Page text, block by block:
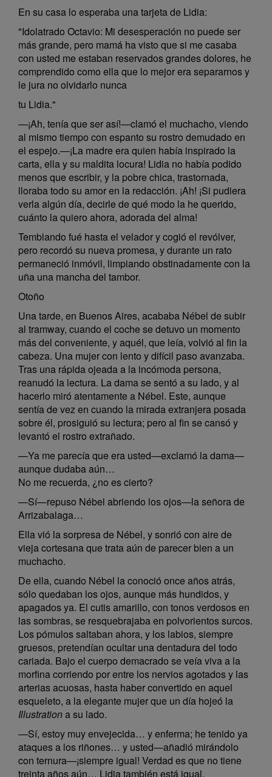
En su casa lo esperaba una tarjeta de Lidia:
"Idolatrado Octavio: Mi desesperación no puede ser
más grande, pero mamá ha visto que si me casaba
con usted me estaban reservados grandes dolores, he
comprendido como ella que lo mejor era separarnos y
le jura no olvidarlo nunca
tu Lidia."
—¡Ah, tenía que ser así!—clamó el muchacho, viendo
al mismo tiempo con espanto su rostro demudado en
el espejo.—¡La madre era quien había inspirado la
carta, ella y su maldita locura! Lidia no había podido
menos que escribir, y la pobre chica, trastornada,
lloraba todo su amor en la redacción. ¡Ah! ¡Si pudiera
verla algún día, decirle de qué modo la he querido,
cuánto la quiero ahora, adorada del alma!
Temblando fué hasta el velador y cogió el revólver,
pero recordó su nueva promesa, y durante un rato
permaneció inmóvil, limpiando obstinadamente con la
uña una mancha del tambor.
Otoño
Una tarde, en Buenos Aires, acababa Nébel de subir
al tramway, cuando el coche se detuvo un momento
más del conveniente, y aquél, que leía, volvió al fin la
cabeza. Una mujer con lento y difícil paso avanzaba.
Tras una rápida ojeada a la incómoda persona,
reanudó la lectura. La dama se sentó a su lado, y al
hacerlo miró atentamente a Nébel. Este, aunque
sentía de vez en cuando la mirada extranjera posada
sobre él, prosiguió su lectura; pero al fin se cansó y
levantó el rostro extrañado.
—Ya me parecía que era usted—exclamó la dama—
aunque dudaba aún…
No me recuerda, ¿no es cierto?
—Sí—repuso Nébel abriendo los ojos—la señora de
Arrizabalaga…
Ella vió la sorpresa de Nébel, y sonrió con aire de
vieja cortesana que trata aún de parecer bien a un
muchacho.
De ella, cuando Nébel la conoció once años atrás,
sólo quedaban los ojos, aunque más hundidos, y
apagados ya. El cutis amarillo, con tonos verdosos en
las sombras, se resquebrajaba en polvorientos surcos.
Los pómulos saltaban ahora, y los labios, siempre
gruesos, pretendían ocultar una dentadura del todo
cariada. Bajo el cuerpo demacrado se veía viva a la
morfina corriendo por entre los nervios agotados y las
arterias acuosas, hasta haber convertido en aquel
esqueleto, a la elegante mujer que un día hojeó la
Illustrationa su lado.
—Sí, estoy muy envejecida… y enferma; he tenido ya
ataques a los riñones… y usted—añadió mirándolo
con ternura—¡siempre igual! Verdad es que no tiene
treinta años aún… Lidia también está igual.